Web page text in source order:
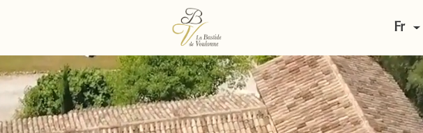
Fr